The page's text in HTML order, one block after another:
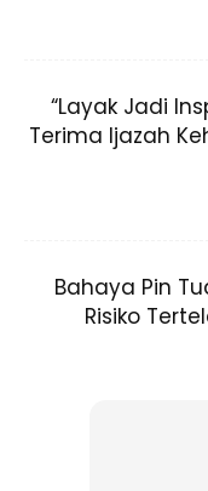
menyeru para
“Layak Jadi
Terima Ijazah
Bahaya Pin
Risiko